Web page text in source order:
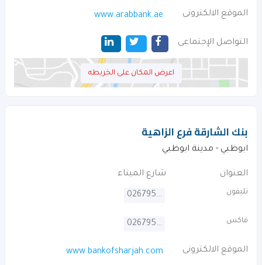
الموقع الالكترونى www.arabbank.ae
التواصل الإجتماعى
اعرض المكان على الخريطه
بنك الشارقة فرع الزاهية
ابوظبي - مدينة ابوظبي
العنوان شارع الميناء
تليفون 026795555
فاكس 026795843
الموقع الالكترونى www.bankofsharjah.com